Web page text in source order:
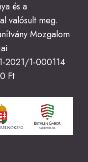
és a
valósult meg.
Mozgalom
2021/1-000114
Ft